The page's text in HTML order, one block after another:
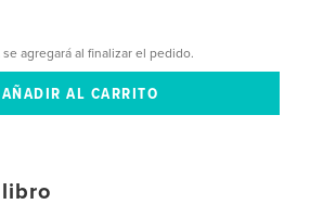
se agregará al finalizar el pedido.